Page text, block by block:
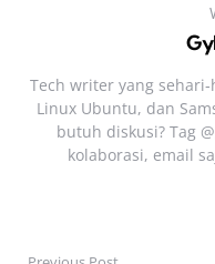
Tech writer yang
Linux Ubuntu, dan
butuh diskusi? Tag
kolaborasi, email